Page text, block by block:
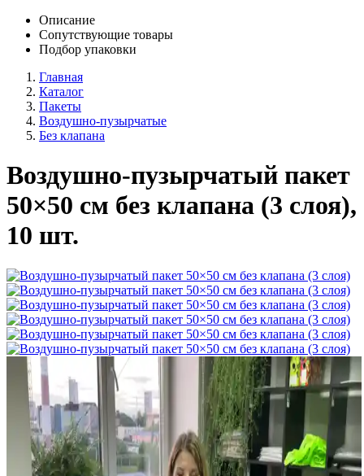
Описание
Сопутствующие товары
Подбор упаковки
Главная
Каталог
Пакеты
Воздушно-пузырчатые
Без клапана
Воздушно-пузырчатый пакет
50×50 см без клапана (3 слоя),
10 шт.